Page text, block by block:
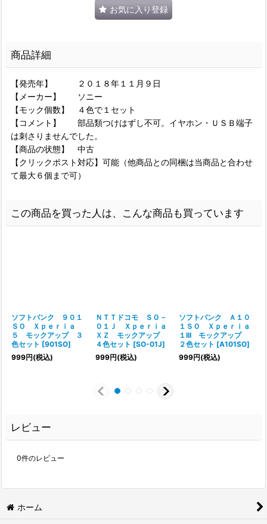
お気に入り登録
商品詳細
【発売年】 ２０１８年１１月９日
【メーカー】 ソニー
【モック個数】 ４色で１セット
【コメント】 部品類つけはずし不可。イヤホン・ＵＳＢ端子
は刺さりませんでした。
【商品の状態】 中古
【クリックポスト対応】可能（他商品との同梱は当商品と合わせ
て最大６個まで可）
この商品を買った人は、こんな商品も買っています
ソフトバンク ９０１
ＳＯ Ｘｐｅｒｉａ
５ モックアップ ３
色セット [901SO]
999円(税込)
ＮＴＴドコモ ＳＯ－
０１Ｊ Ｘｐｅｒｉａ
ＸＺ モックアップ
４色セット [SO-01J]
999円(税込)
ソフトバンク Ａ１０
１ＳＯ Ｘｐｅｒｉａ
１III モックアップ
２色セット [A101SO]
999円(税込)
レビュー
0件のレビュー
ホーム